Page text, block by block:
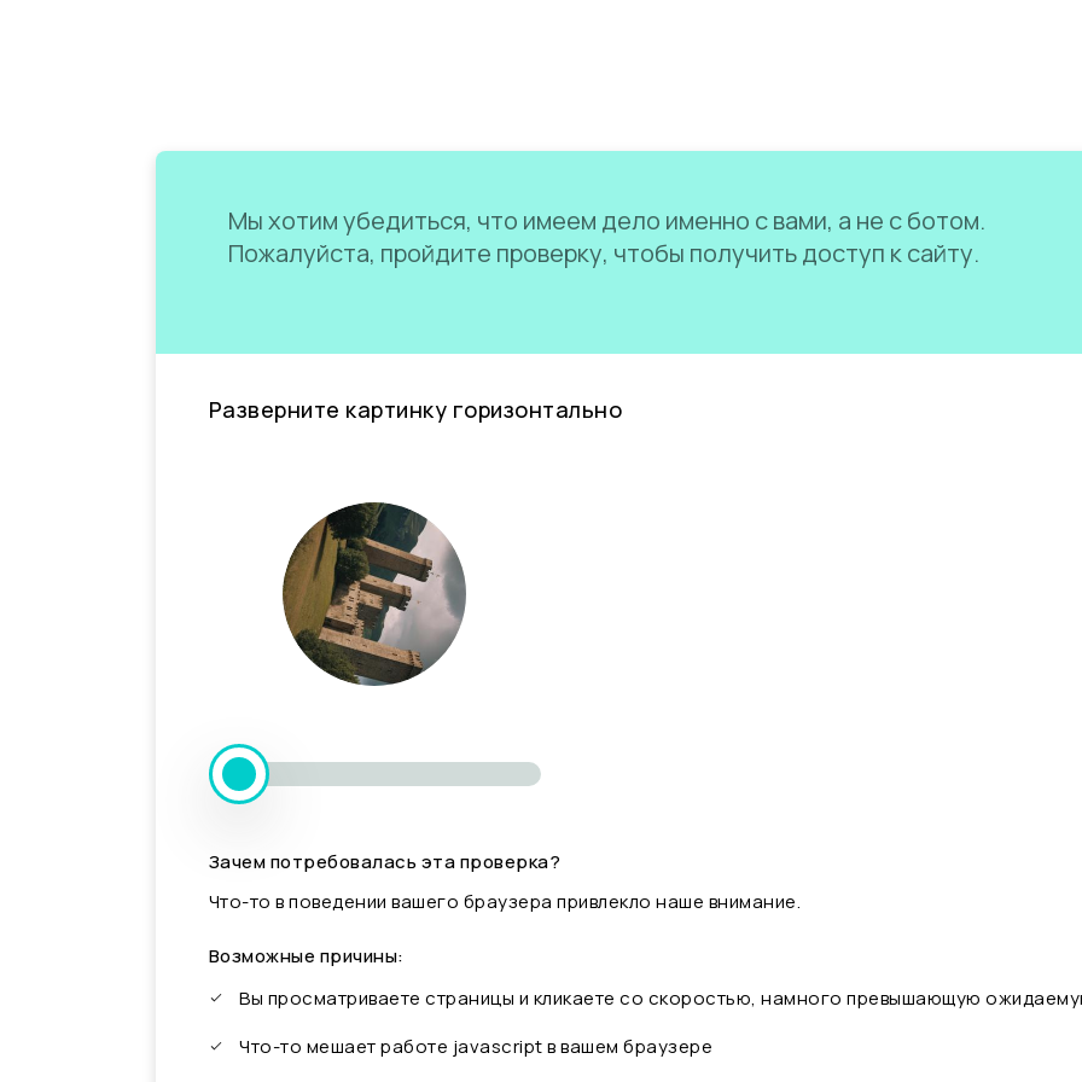
Мы хотим убедиться, что имеем дело именно с вами, а не с ботом.
Пожалуйста, пройдите проверку, чтобы получить доступ к сайту.
Разверните картинку горизонтально
Зачем потребовалась эта проверка?
Что-то в поведении вашего браузера привлекло наше внимание.
Возможные причины:
Вы просматриваете страницы и кликаете со скоростью, намного превышающую
Что-то мешает работе javascript в вашем браузере